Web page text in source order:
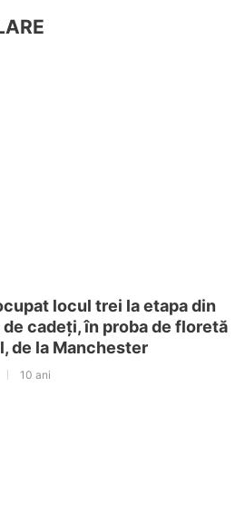
locul trei la etapa din
cadeți, în proba de floretă
de la Manchester
10 ani